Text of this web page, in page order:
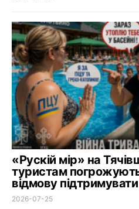
«Рускій мір» на
туристам
відмову
2026-07-25